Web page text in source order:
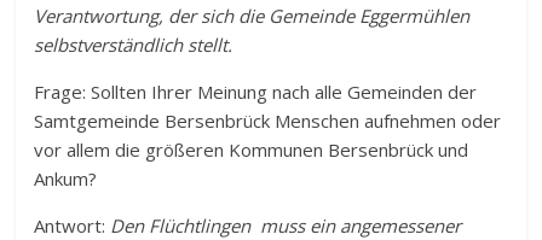
Verantwortung, der sich die Gemeinde Eggermühlen
selbstverständlich stellt.
Frage: Sollten Ihrer Meinung nach alle Gemeinden der
Samtgemeinde Bersenbrück Menschen aufnehmen oder
vor allem die größeren Kommunen Bersenbrück und
Ankum?
Antwort: Den Flüchtlingen muss ein angemessener